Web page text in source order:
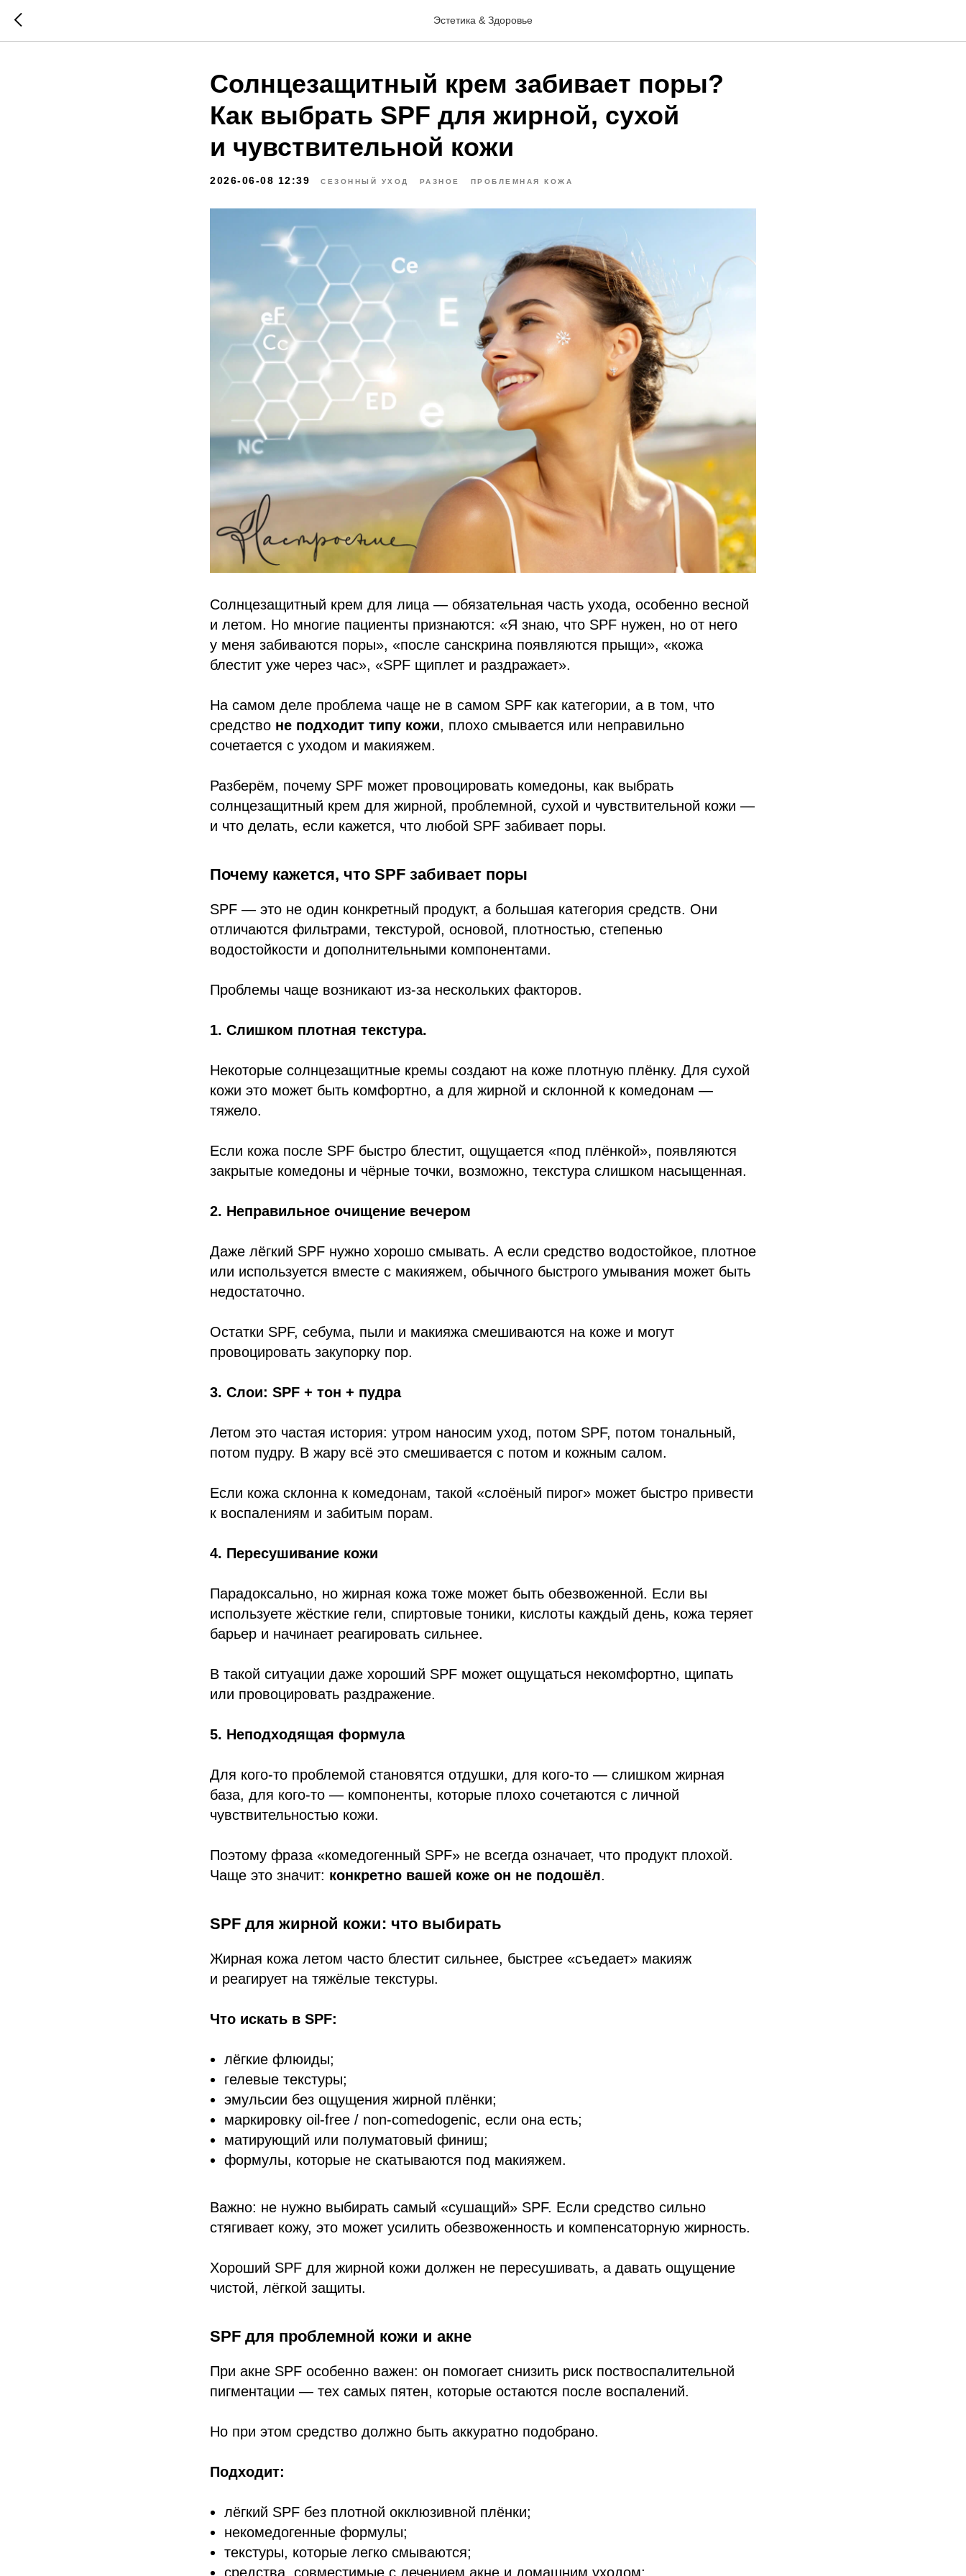
Эстетика & Здоровье
Солнцезащитный крем забивает поры?
Как выбрать SPF для жирной, сухой
и чувствительной кожи
2026-06-08 12:39 СЕЗОННЫЙ УХОД РАЗНОЕ ПРОБЛЕМНАЯ КОЖА
Солнцезащитный крем для лица — обязательная часть ухода, особенно весной
и летом. Но многие пациенты признаются: «Я знаю, что SPF нужен, но от него
у меня забиваются поры», «после санскрина появляются прыщи», «кожа
блестит уже через час», «SPF щиплет и раздражает».
На самом деле проблема чаще не в самом SPF как категории, а в том, что
средство не подходит типу кожи, плохо смывается или неправильно
сочетается с уходом и макияжем.
Разберём, почему SPF может провоцировать комедоны, как выбрать
солнцезащитный крем для жирной, проблемной, сухой и чувствительной кожи —
и что делать, если кажется, что любой SPF забивает поры.
Почему кажется, что SPF забивает поры
SPF — это не один конкретный продукт, а большая категория средств. Они
отличаются фильтрами, текстурой, основой, плотностью, степенью
водостойкости и дополнительными компонентами.
Проблемы чаще возникают из-за нескольких факторов.
1. Слишком плотная текстура.
Некоторые солнцезащитные кремы создают на коже плотную плёнку. Для сухой
кожи это может быть комфортно, а для жирной и склонной к комедонам —
тяжело.
Если кожа после SPF быстро блестит, ощущается «под плёнкой», появляются
закрытые комедоны и чёрные точки, возможно, текстура слишком насыщенная.
2. Неправильное очищение вечером
Даже лёгкий SPF нужно хорошо смывать. А если средство водостойкое, плотное
или используется вместе с макияжем, обычного быстрого умывания может быть
недостаточно.
Остатки SPF, себума, пыли и макияжа смешиваются на коже и могут
провоцировать закупорку пор.
3. Слои: SPF + тон + пудра
Летом это частая история: утром наносим уход, потом SPF, потом тональный,
потом пудру. В жару всё это смешивается с потом и кожным салом.
Если кожа склонна к комедонам, такой «слоёный пирог» может быстро привести
к воспалениям и забитым порам.
4. Пересушивание кожи
Парадоксально, но жирная кожа тоже может быть обезвоженной. Если вы
используете жёсткие гели, спиртовые тоники, кислоты каждый день, кожа теряет
барьер и начинает реагировать сильнее.
В такой ситуации даже хороший SPF может ощущаться некомфортно, щипать
или провоцировать раздражение.
5. Неподходящая формула
Для кого-то проблемой становятся отдушки, для кого-то — слишком жирная
база, для кого-то — компоненты, которые плохо сочетаются с личной
чувствительностью кожи.
Поэтому фраза «комедогенный SPF» не всегда означает, что продукт плохой.
Чаще это значит: конкретно вашей коже он не подошёл.
SPF для жирной кожи: что выбирать
Жирная кожа летом часто блестит сильнее, быстрее «съедает» макияж
и реагирует на тяжёлые текстуры.
Что искать в SPF:
лёгкие флюиды;
гелевые текстуры;
эмульсии без ощущения жирной плёнки;
маркировку oil-free / non-comedogenic, если она есть;
матирующий или полуматовый финиш;
формулы, которые не скатываются под макияжем.
Важно: не нужно выбирать самый «сушащий» SPF. Если средство сильно
стягивает кожу, это может усилить обезвоженность и компенсаторную жирность.
Хороший SPF для жирной кожи должен не пересушивать, а давать ощущение
чистой, лёгкой защиты.
SPF для проблемной кожи и акне
При акне SPF особенно важен: он помогает снизить риск поствоспалительной
пигментации — тех самых пятен, которые остаются после воспалений.
Но при этом средство должно быть аккуратно подобрано.
Подходит:
лёгкий SPF без плотной окклюзивной плёнки;
некомедогенные формулы;
текстуры, которые легко смываются;
средства, совместимые с лечением акне и домашним уходом;